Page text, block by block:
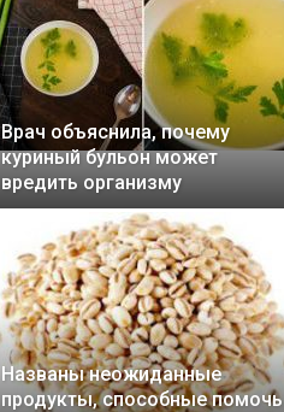
Врач объяснила, почему
куриный бульон может
вредить организму
Названы неожиданные
продукты, способные помочь